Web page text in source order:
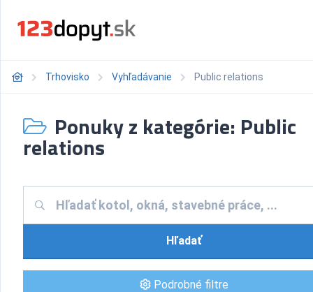
Trhovisko Vyhľadávanie Public relations
Ponuky z kategórie: Public
relations
Hľadať
Podrobné filtre